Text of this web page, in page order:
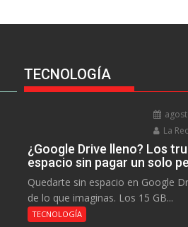
TECNOLOGÍA
La
¿Google Drive lleno? Los
espacio sin pagar un solo
Quedarte sin espacio en Google
de lo que imaginas. Los 15 GB...
TECNOLOGÍA